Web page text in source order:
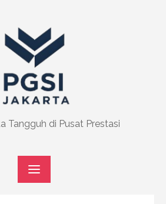
Tangguh di Pusat Prestasi